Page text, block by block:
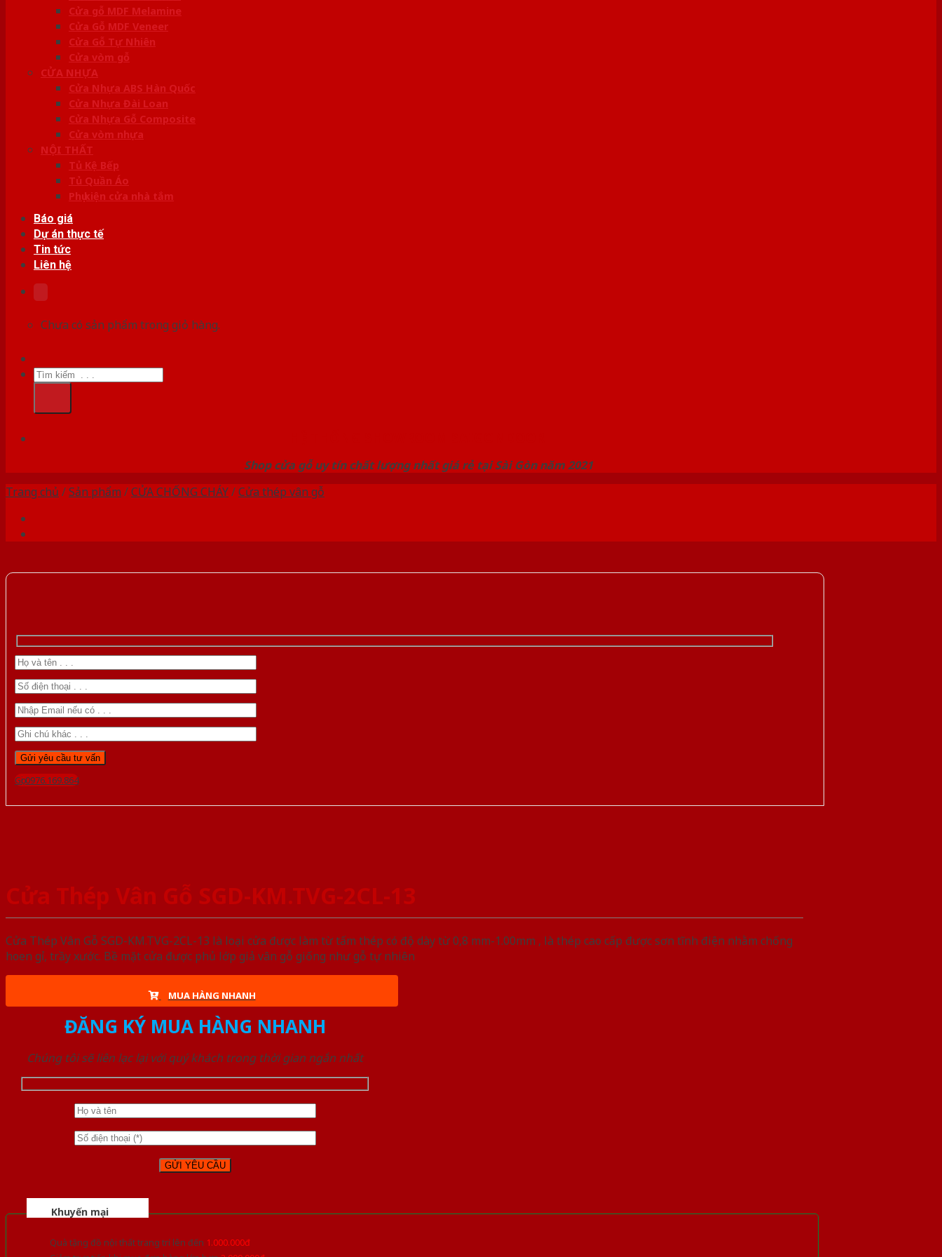
Cửa gỗ MDF Melamine
Cửa Gỗ MDF Veneer
Cửa Gỗ Tự Nhiên
Cửa vòm gỗ
CỬA NHỰA
Cửa Nhựa ABS Hàn Quốc
Cửa Nhựa Đài Loan
Cửa Nhựa Gỗ Composite
Cửa vòm nhựa
NỘI THẤT
Tủ Kệ Bếp
Tủ Quần Áo
Phụ kiện cửa nhà tắm
Báo giá
Dự án thực tế
Tin tức
Liên hệ
Chưa có sản phẩm trong giỏ hàng.
Tìm
kiếm:
Shop cửa gỗ uy tín chất lượng nhất giá rẻ tại Sài Gòn năm 2021
Trang chủ /Sản phẩm /CỬA CHỐNG CHÁY/Cửa thép vân gỗ
Gọi 0976.169.864
Cửa Thép Vân Gỗ SGD-KM.TVG-2CL-13
Cửa Thép Vân Gỗ SGD-KM.TVG-2CL-13 là loại cửa được làm từ tấm thép có độ dày từ 0,8 mm-1.00mm , là thép cao cấp được sơn tĩnh điện nhằm chống
hoen gỉ, trầy xước. Bề mặt cửa được phủ lớp giả vân gỗ giống như gỗ tự nhiên
MUA HÀNG NHANH
ĐĂNG KÝ MUA HÀNG NHANH
Chúng tôi sẽ liên lạc lại với quý khách trong thời gian ngắn nhất
Khuyến mại
Quà tặng đồ nội thất trang trí lên đến 1.000.000đ